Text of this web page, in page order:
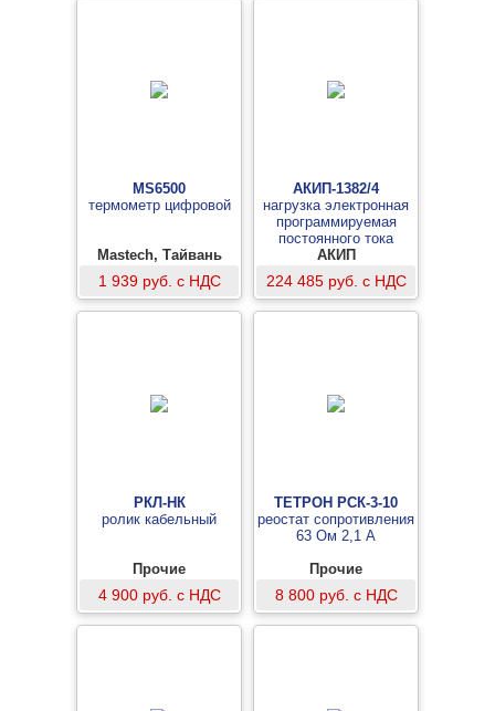
MS6500
термометр цифровой
Mastech, Тайвань
1 939 руб. с НДС
АКИП-1382/4
нагрузка электронная
программируемая
постоянного тока
АКИП
224 485 руб. с НДС
РКЛ-НК
ролик кабельный
Прочие
4 900 руб. с НДС
ТЕТРОН РСК-3-10
реостат сопротивления
63 Ом 2,1 А
Прочие
8 800 руб. с НДС